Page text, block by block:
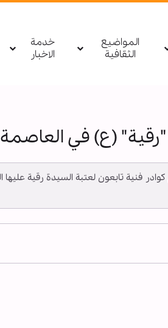
المواضيع
الثقافية
خدمة
الاخبار
(ع) في
كوادر فنية تابعون لعتبة السيدة رقية